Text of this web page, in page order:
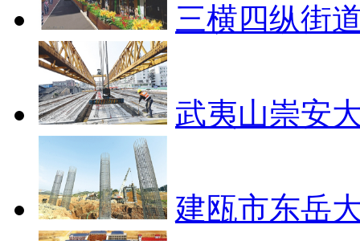
三横四纵街
武夷山崇安
建瓯市东岳